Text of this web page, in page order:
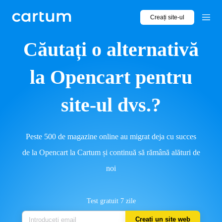
Creați site-ul
Căutați o alternativă
la Opencart pentru
site-ul dvs.?
Peste 500 de magazine online au migrat deja cu succes
de la Opencart la Cartum și continuă să rămână alături de
noi
Test gratuit 7 zile
Creați un site web